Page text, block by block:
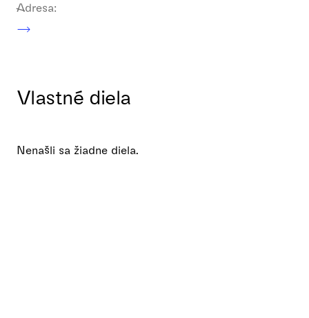
Adresa:
Vlastné diela
Nenašli sa žiadne diela.